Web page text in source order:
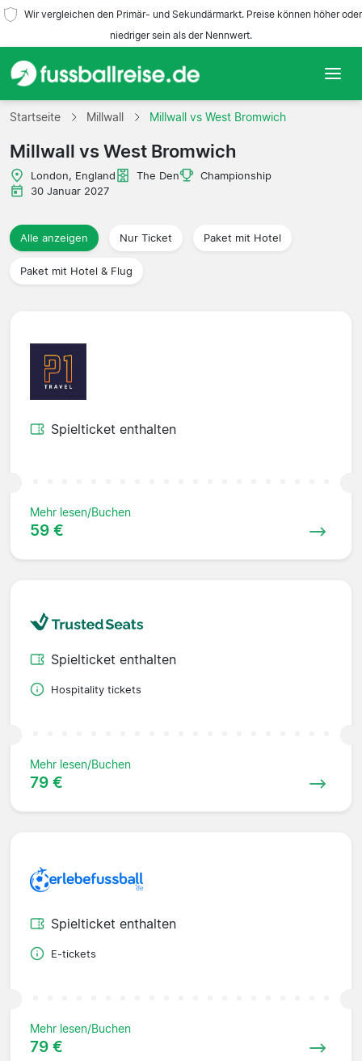
Wir vergleichen den Primär- und Sekundärmarkt. Preise können höher oder
niedriger sein als der Nennwert.
Startseite
Mannschaften
Ligen
Reisebüros
Startseite Millwall Millwall vs West Bromwich
Millwall vs West Bromwich
London, England The Den
Championship
30 Januar 2027
Alle anzeigen Nur Ticket Paket mit Hotel
Paket mit Hotel & Flug
Spielticket enthalten
Mehr lesen/Buchen
59 €
Spielticket enthalten
Hospitality tickets
Mehr lesen/Buchen
79 €
Spielticket enthalten
E-tickets
Mehr lesen/Buchen
79 €